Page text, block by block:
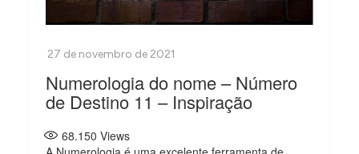
Numerologia do nome – Número
de Destino 11 – Inspiração
68.150 Views